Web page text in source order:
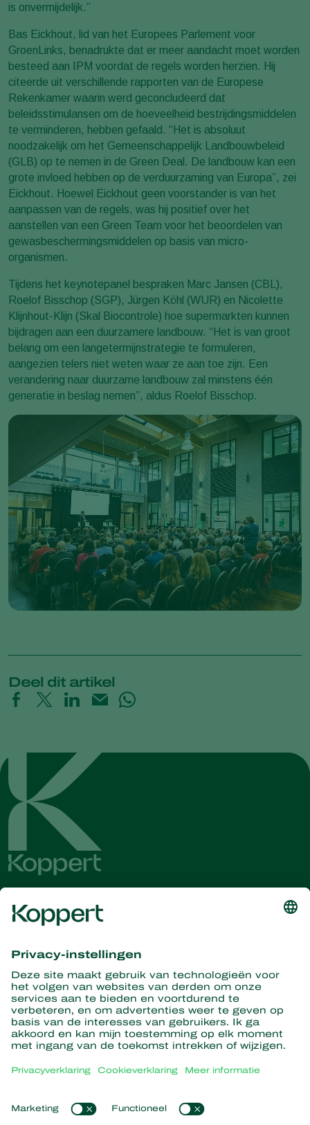
is onvermijdelijk.”
Bas Eickhout, lid van het Europees Parlement voor
GroenLinks, benadrukte dat er meer aandacht moet worden
besteed aan IPM voordat de regels worden herzien. Hij
citeerde uit verschillende rapporten van de Europese
Rekenkamer waarin werd geconcludeerd dat
beleidsstimulansen om de hoeveelheid bestrijdingsmiddelen
te verminderen, hebben gefaald. “Het is absoluut
noodzakelijk om het Gemeenschappelijk Landbouwbeleid
(GLB) op te nemen in de Green Deal. De landbouw kan een
grote invloed hebben op de verduurzaming van Europa”, zei
Eickhout. Hoewel Eickhout geen voorstander is van het
aanpassen van de regels, was hij positief over het
aanstellen van een Green Team voor het beoordelen van
gewasbeschermingsmiddelen op basis van micro-
organismen.
Tijdens het keynotepanel bespraken Marc Jansen (CBL),
Roelof Bisschop (SGP), Jürgen Köhl (WUR) en Nicolette
Klijnhout-Klijn (Skal Biocontrole) hoe supermarkten kunnen
bijdragen aan een duurzamere landbouw. “Het is van groot
belang om een langetermijnstrategie te formuleren,
aangezien telers niet weten waar ze aan toe zijn. Een
verandering naar duurzame landbouw zal minstens één
generatie in beslag nemen”, aldus Roelof Bisschop.
Deel dit artikel
Ontvang het laatste nieuws en
informatie
Hier aanmelden
Partners with Nature
Roofmijten
Roofinsecten
Nuttige nematoden
Nuttige micro-organismen
Nieuws en informatie
Populaire links